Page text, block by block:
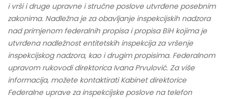
i vrši i druge upravne i stručne poslove utvrđene posebnim
zakonima. Nadležna je za obavljanje inspekcijskih nadzora
nad primjenom federalnih propisa i propisa BiH kojima je
utvrđena nadležnost entitetskih inspekcija za vršenje
inspekcijskog nadzora, kao i drugim propisima. Federalnom
upravom rukovodi direktorica Ivana Prvulović. Za više
informacija, možete kontaktirati Kabinet direktorice
Federalne uprave za inspekcijske poslove na telefon